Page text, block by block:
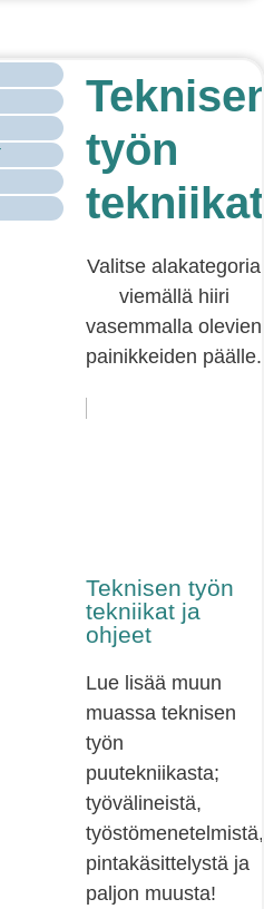
työn
tekniikat
Valitse alakategoria
viemällä hiiri
vasemmalla olevien
painikkeiden päälle.
Teknisen työn
tekniikat ja
ohjeet
Lue lisää muun
muassa teknisen
työn
puutekniikasta;
työvälineistä,
työstömenetelmistä,
pintakäsittelystä ja
paljon muusta!